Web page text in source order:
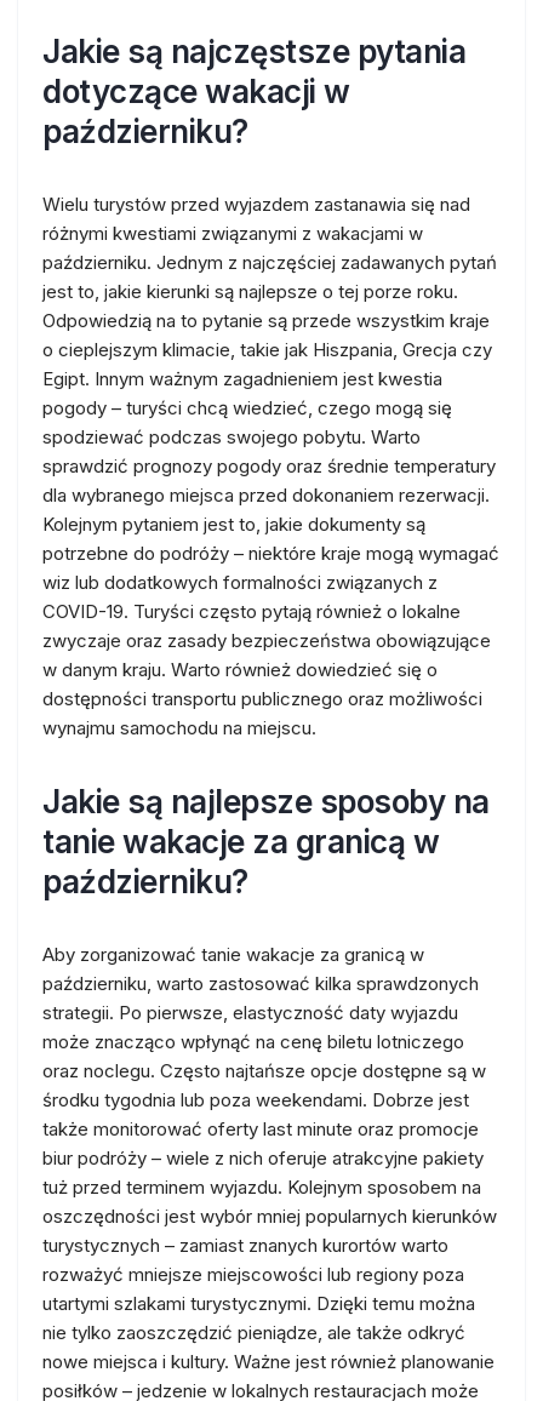
Jakie są najczęstsze pytania
dotyczące wakacji w
październiku?
Wielu turystów przed wyjazdem zastanawia się nad
różnymi kwestiami związanymi z wakacjami w
październiku. Jednym z najczęściej zadawanych pytań
jest to, jakie kierunki są najlepsze o tej porze roku.
Odpowiedzią na to pytanie są przede wszystkim kraje
o cieplejszym klimacie, takie jak Hiszpania, Grecja czy
Egipt. Innym ważnym zagadnieniem jest kwestia
pogody – turyści chcą wiedzieć, czego mogą się
spodziewać podczas swojego pobytu. Warto
sprawdzić prognozy pogody oraz średnie temperatury
dla wybranego miejsca przed dokonaniem rezerwacji.
Kolejnym pytaniem jest to, jakie dokumenty są
potrzebne do podróży – niektóre kraje mogą wymagać
wiz lub dodatkowych formalności związanych z
COVID-19. Turyści często pytają również o lokalne
zwyczaje oraz zasady bezpieczeństwa obowiązujące
w danym kraju. Warto również dowiedzieć się o
dostępności transportu publicznego oraz możliwości
wynajmu samochodu na miejscu.
Jakie są najlepsze sposoby na
tanie wakacje za granicą w
październiku?
Aby zorganizować tanie wakacje za granicą w
październiku, warto zastosować kilka sprawdzonych
strategii. Po pierwsze, elastyczność daty wyjazdu
może znacząco wpłynąć na cenę biletu lotniczego
oraz noclegu. Często najtańsze opcje dostępne są w
środku tygodnia lub poza weekendami. Dobrze jest
także monitorować oferty last minute oraz promocje
biur podróży – wiele z nich oferuje atrakcyjne pakiety
tuż przed terminem wyjazdu. Kolejnym sposobem na
oszczędności jest wybór mniej popularnych kierunków
turystycznych – zamiast znanych kurortów warto
rozważyć mniejsze miejscowości lub regiony poza
utartymi szlakami turystycznymi. Dzięki temu można
nie tylko zaoszczędzić pieniądze, ale także odkryć
nowe miejsca i kultury. Ważne jest również planowanie
posiłków – jedzenie w lokalnych restauracjach może